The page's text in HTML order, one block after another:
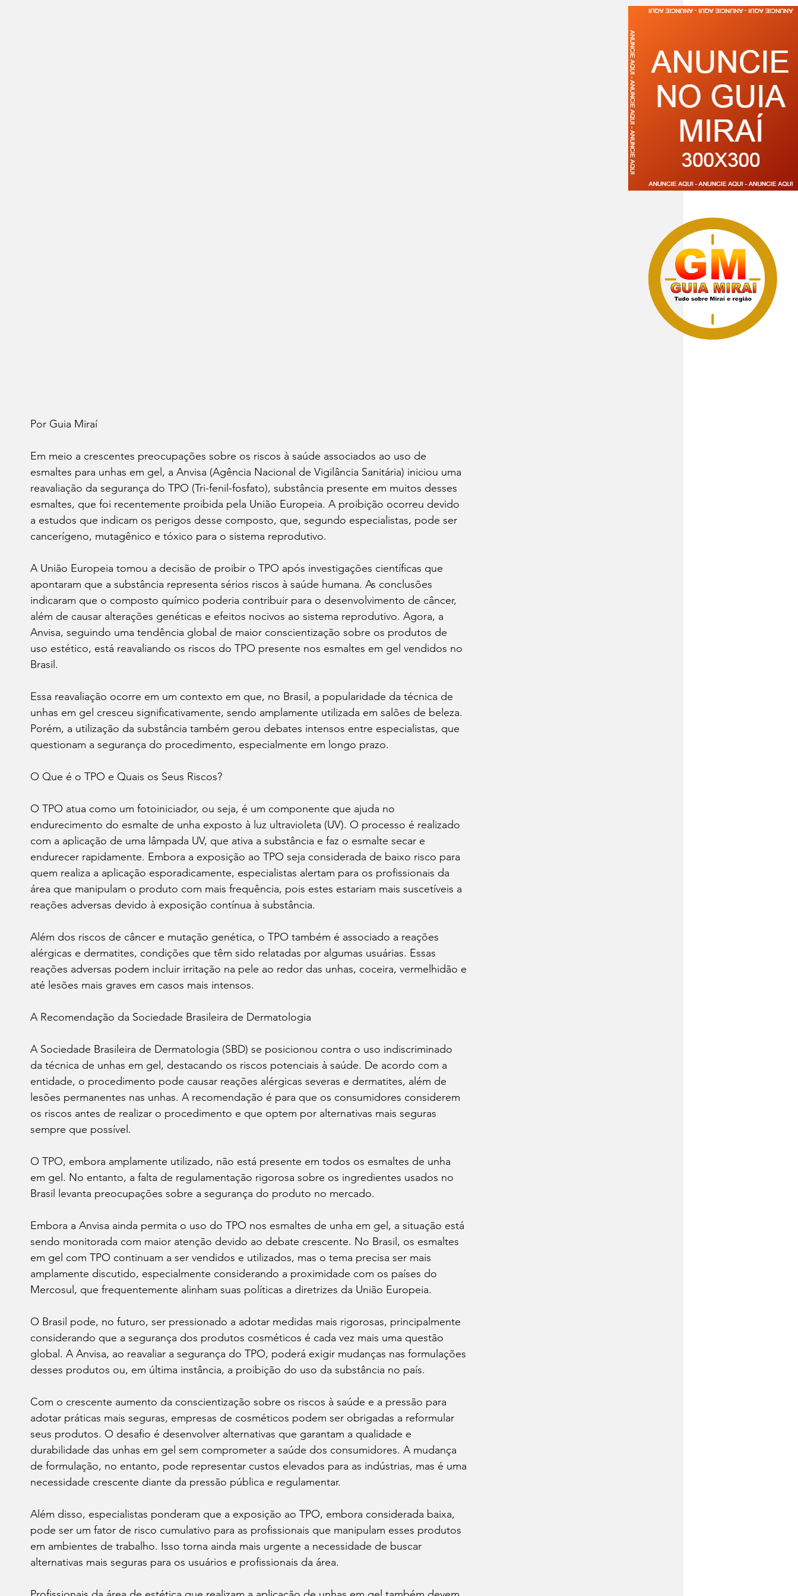
Por Guia Miraí
Em meio a crescentes preocupações sobre os riscos à saúde associados ao uso de
esmaltes para unhas em gel, a Anvisa (Agência Nacional de Vigilância Sanitária) iniciou uma
reavaliação da segurança do TPO (Tri-fenil-fosfato), substância presente em muitos desses
esmaltes, que foi recentemente proibida pela União Europeia. A proibição ocorreu devido
a estudos que indicam os perigos desse composto, que, segundo especialistas, pode ser
cancerígeno, mutagênico e tóxico para o sistema reprodutivo.
A União Europeia tomou a decisão de proibir o TPO após investigações científicas que
apontaram que a substância representa sérios riscos à saúde humana. As conclusões
indicaram que o composto químico poderia contribuir para o desenvolvimento de câncer,
além de causar alterações genéticas e efeitos nocivos ao sistema reprodutivo. Agora, a
Anvisa, seguindo uma tendência global de maior conscientização sobre os produtos de
uso estético, está reavaliando os riscos do TPO presente nos esmaltes em gel vendidos no
Brasil.
Essa reavaliação ocorre em um contexto em que, no Brasil, a popularidade da técnica de
unhas em gel cresceu significativamente, sendo amplamente utilizada em salões de beleza.
Porém, a utilização da substância também gerou debates intensos entre especialistas, que
questionam a segurança do procedimento, especialmente em longo prazo.
O Que é o TPO e Quais os Seus Riscos?
O TPO atua como um fotoiniciador, ou seja, é um componente que ajuda no
endurecimento do esmalte de unha exposto à luz ultravioleta (UV). O processo é realizado
com a aplicação de uma lâmpada UV, que ativa a substância e faz o esmalte secar e
endurecer rapidamente. Embora a exposição ao TPO seja considerada de baixo risco para
quem realiza a aplicação esporadicamente, especialistas alertam para os profissionais da
área que manipulam o produto com mais frequência, pois estes estariam mais suscetíveis a
reações adversas devido à exposição contínua à substância.
Além dos riscos de câncer e mutação genética, o TPO também é associado a reações
alérgicas e dermatites, condições que têm sido relatadas por algumas usuárias. Essas
reações adversas podem incluir irritação na pele ao redor das unhas, coceira, vermelhidão e
até lesões mais graves em casos mais intensos.
A Recomendação da Sociedade Brasileira de Dermatologia
A Sociedade Brasileira de Dermatologia (SBD) se posicionou contra o uso indiscriminado
da técnica de unhas em gel, destacando os riscos potenciais à saúde. De acordo com a
entidade, o procedimento pode causar reações alérgicas severas e dermatites, além de
lesões permanentes nas unhas. A recomendação é para que os consumidores considerem
os riscos antes de realizar o procedimento e que optem por alternativas mais seguras
sempre que possível.
O TPO, embora amplamente utilizado, não está presente em todos os esmaltes de unha
em gel. No entanto, a falta de regulamentação rigorosa sobre os ingredientes usados no
Brasil levanta preocupações sobre a segurança do produto no mercado.
Embora a Anvisa ainda permita o uso do TPO nos esmaltes de unha em gel, a situação está
sendo monitorada com maior atenção devido ao debate crescente. No Brasil, os esmaltes
em gel com TPO continuam a ser vendidos e utilizados, mas o tema precisa ser mais
amplamente discutido, especialmente considerando a proximidade com os países do
Mercosul, que frequentemente alinham suas políticas a diretrizes da União Europeia.
O Brasil pode, no futuro, ser pressionado a adotar medidas mais rigorosas, principalmente
considerando que a segurança dos produtos cosméticos é cada vez mais uma questão
global. A Anvisa, ao reavaliar a segurança do TPO, poderá exigir mudanças nas formulações
desses produtos ou, em última instância, a proibição do uso da substância no país.
Com o crescente aumento da conscientização sobre os riscos à saúde e a pressão para
adotar práticas mais seguras, empresas de cosméticos podem ser obrigadas a reformular
seus produtos. O desafio é desenvolver alternativas que garantam a qualidade e
durabilidade das unhas em gel sem comprometer a saúde dos consumidores. A mudança
de formulação, no entanto, pode representar custos elevados para as indústrias, mas é uma
necessidade crescente diante da pressão pública e regulamentar.
Além disso, especialistas ponderam que a exposição ao TPO, embora considerada baixa,
pode ser um fator de risco cumulativo para as profissionais que manipulam esses produtos
em ambientes de trabalho. Isso torna ainda mais urgente a necessidade de buscar
alternativas mais seguras para os usuários e profissionais da área.